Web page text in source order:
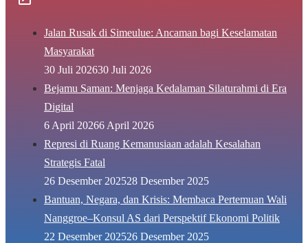
Jalan Rusak di Simeulue: Ancaman bagi Keselamatan
Masyarakat
30 Juli 202630 Juli 2026
Bejamu Saman: Menjaga Kedalaman Silaturahmi di Era
Digital
6 April 20266 April 2026
Represi di Ruang Kemanusiaan adalah Kesalahan
Strategis Fatal
26 Desember 202528 Desember 2025
Bantuan, Negara, dan Krisis: Membaca Pertemuan Wali
Nanggroe–Konsul AS dari Perspektif Ekonomi Politik
22 Desember 202526 Desember 2025